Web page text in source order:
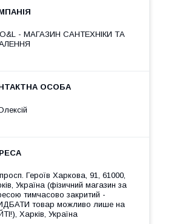
O&L - МАГАЗИН САНТЕХНІКИ ТА
просп. Героїв Харкова, 91, 61000,
Україна (фізичний магазин за
тимчасово закритий -
товар можливо лише на
Харків, Україна